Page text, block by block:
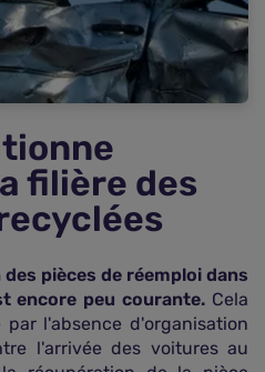
filière des
pièces de réemploi dans
encore peu courante. Cela
l'absence d'organisation
l'arrivée des voitures au